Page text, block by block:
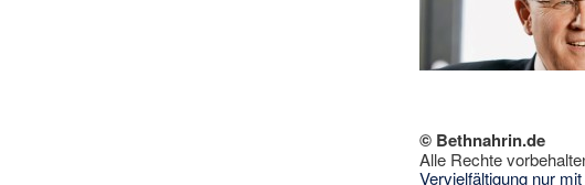
© Bethnahrin.de
Alle Rechte
Vervielfältigung nur